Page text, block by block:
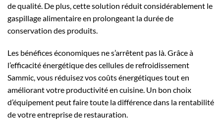
de qualité. De plus, cette solution réduit considérablement le
gaspillage alimentaire en prolongeant la durée de
conservation des produits.
Les bénéfices économiques ne s’arrêtent pas là. Grâce à
l’efficacité énergétique des cellules de refroidissement
Sammic, vous réduisez vos coûts énergétiques tout en
améliorant votre productivité en cuisine. Un bon choix
d’équipement peut faire toute la différence dans la rentabilité
de votre entreprise de restauration.